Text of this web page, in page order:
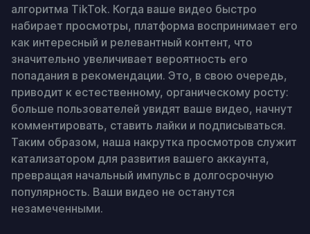
алгоритма TikTok. Когда ваше видео быстро
набирает просмотры, платформа воспринимает его
как интересный и релевантный контент, что
значительно увеличивает вероятность его
попадания в рекомендации. Это, в свою очередь,
приводит к естественному, органическому росту:
больше пользователей увидят ваше видео, начнут
комментировать, ставить лайки и подписываться.
Таким образом, наша накрутка просмотров служит
катализатором для развития вашего аккаунта,
превращая начальный импульс в долгосрочную
популярность. Ваши видео не останутся
незамеченными.